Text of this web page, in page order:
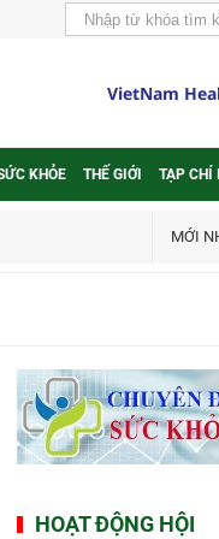
VietNam
KHỎE THẾ GIỚI TẠP CHÍ
MỚI
HOẠT ĐỘNG HỘI